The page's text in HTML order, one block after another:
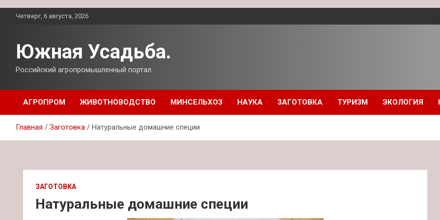
ПерейтиЧетверг, 6 августа, 2026
Южная Усадьба.
Российский агропромышленный портал.
АГРОПРОМ ЖИВОТНОВОДСТВО МИНСЕЛЬХОЗ НАУКА ЗАГОТОВКА ТУРИЗМ ЭКОЛОГИЯ
Главная Заготовка Натуральные домашние специи
ЗАГОТОВКА
Натуральные домашние специи